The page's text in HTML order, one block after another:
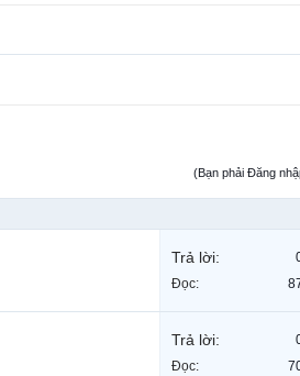
(Bạn phải Đăng
Trả lời:
Đọc:
Trả lời:
Đọc: